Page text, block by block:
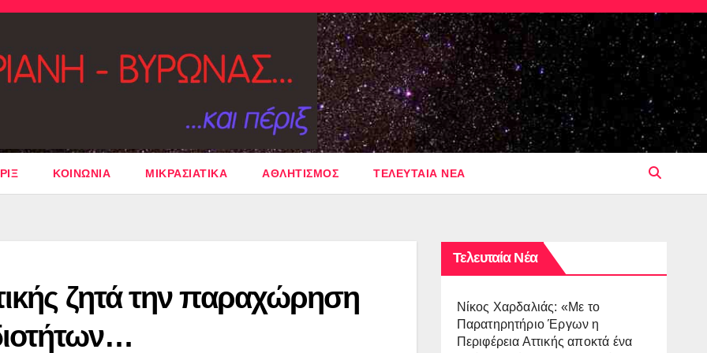
ΚΟΙΝΩΝΙΑ ΜΙΚΡΑΣΙΑΤΙΚΑ ΑΘΛΗΤΙΣΜΟΣ ΤΕΛΕΥΤΑΙΑ ΝΕΑ
ζητά την παραχώρηση
Τελευταία Νέα
Νίκος Χαρδαλιάς: «Με το
Παρατηρητήριο Έργων η
Περιφέρεια Αττικής αποκτά ένα